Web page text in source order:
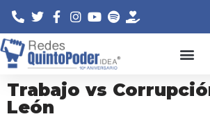
Saltar
al
Trabajo vs
León